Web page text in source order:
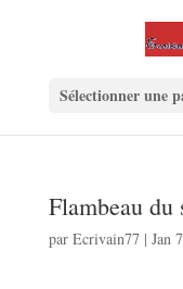
Sélectionner une
Flambeau du
par Ecrivain77| Jan